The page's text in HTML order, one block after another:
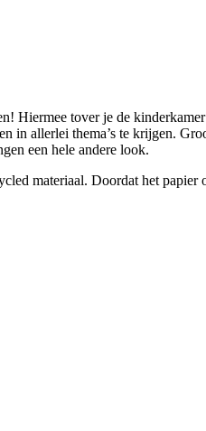
Hiermee tover je de
allerlei thema’s te krijgen.
een hele andere look.
materiaal. Doordat het papier